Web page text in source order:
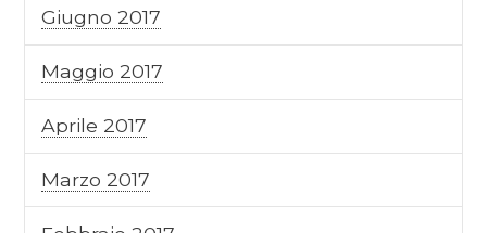
Giugno 2017
Maggio 2017
Aprile 2017
Marzo 2017